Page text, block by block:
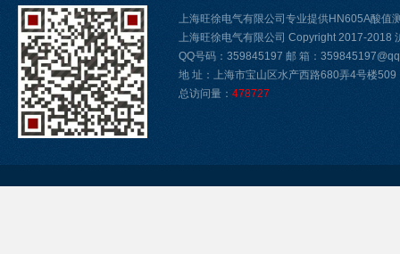
上海旺徐电气有限公司专业提供HN605A酸值
上海旺徐电气有限公司 Copyright 2017-2018
QQ号码：359845197 邮 箱：
地 址：上海市宝山区水产西路680弄4号楼509
总访问量： 478727